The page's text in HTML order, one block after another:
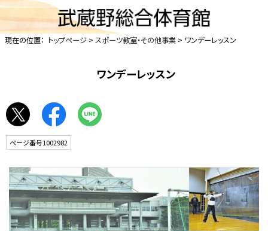
現在の位置： トップページ > スポーツ教室・その他事業 > ワンデーレッスン
ワンデーレッスン
ページ番号1002982